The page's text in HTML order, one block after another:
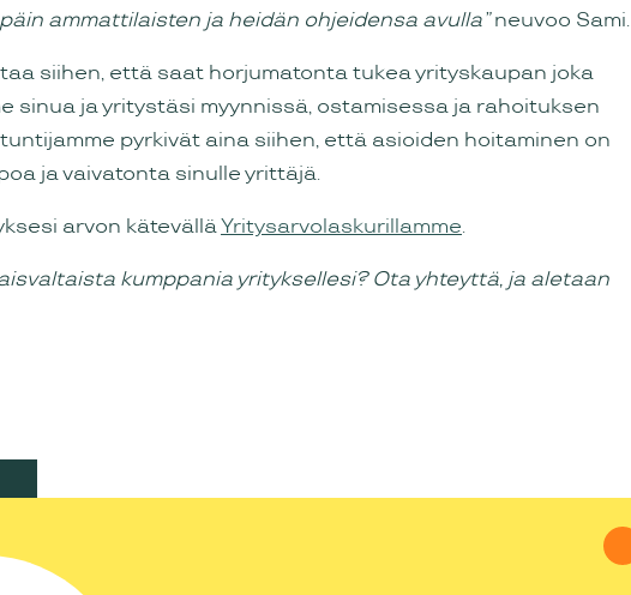
ammattilaisten ja heidän ohjeidensa avulla”neuvoo Sami.
siihen, että saat horjumatonta tukea yrityskaupan joka
sinua ja yritystäsi myynnissä, ostamisessa ja rahoituksen
pyrkivät aina siihen, että asioiden hoitaminen on
ja vaivatonta sinulle yrittäjä.
arvon kätevälläYritysarvolaskurillamme.
kumppania yrityksellesi? Ota yhteyttä, ja aletaan